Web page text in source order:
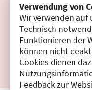
Verwendung von
Wir verwenden auf
Technisch
Funktionieren der
können nicht
Cookies dienen
Feedback zur
Filter
Ergebnisse